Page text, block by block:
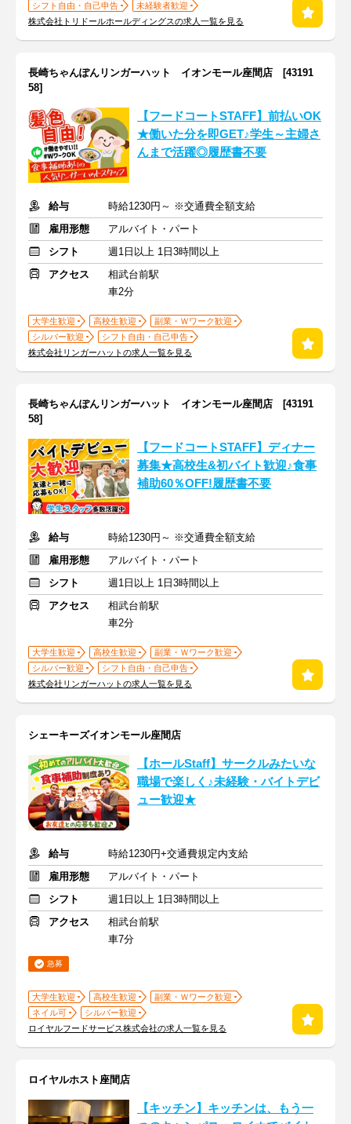
シフト自由・自己申告
未経験者歓迎
株式会社トリドールホールディングスの求人一覧を見る
長崎ちゃんぽんリンガーハット イオンモール座間店 [43191
58]
【フードコートSTAFF】前払いOK
★働いた分を即GET♪学生～主婦さ
んまで活躍◎履歴書不要
給与
時給1230円～ ※交通費全額支給
雇用形態
アルバイト・パート
シフト
週1日以上 1日3時間以上
アクセス
相武台前駅
車2分
大学生歓迎 高校生歓迎
副業・Ｗワーク歓迎
シルバー歓迎
シフト自由・自己申告
株式会社リンガーハットの求人一覧を見る
長崎ちゃんぽんリンガーハット イオンモール座間店 [43191
58]
【フードコートSTAFF】ディナー
募集★高校生&初バイト歓迎♪食事
補助60％OFF!履歴書不要
給与
時給1230円～ ※交通費全額支給
雇用形態
アルバイト・パート
シフト
週1日以上 1日3時間以上
アクセス
相武台前駅
車2分
大学生歓迎 高校生歓迎
副業・Ｗワーク歓迎
シルバー歓迎
シフト自由・自己申告
株式会社リンガーハットの求人一覧を見る
シェーキーズイオンモール座間店
【ホールStaff】サークルみたいな
職場で楽しく♪未経験・バイトデビ
ュー歓迎★
給与
時給1230円+交通費規定内支給
雇用形態
アルバイト・パート
シフト
週1日以上 1日3時間以上
アクセス
相武台前駅
車7分
急募
大学生歓迎 高校生歓迎
副業・Ｗワーク歓迎
ネイル可
シルバー歓迎
ロイヤルフードサービス株式会社の求人一覧を見る
ロイヤルホスト座間店
【キッチン】キッチンは、もう一